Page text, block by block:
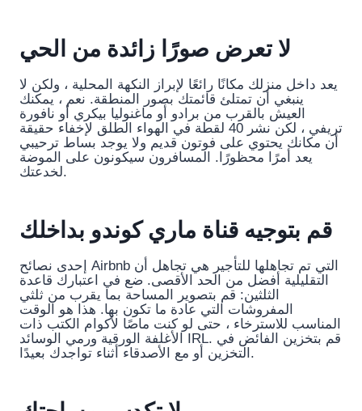
لا تعرض صورًا زائدة من الحي
يعد داخل منزلك مكانًا رائعًا لإبراز النكهة المحلية ، ولكن لا
ينبغي أن تمتلئ قائمتك بصور المنطقة. نعم ، يمكنك
العيش بالقرب من برادو أو ماغنوليا بيكري أو نافورة
تريفي ، لكن نشر 40 لقطة في الهواء الطلق لإخفاء حقيقة
أن مكانك يحتوي على فوتون قديم ولا يوجد بساط ترحيبي
يعد أمرًا محظورًا. المسافرون سيكونون على الموضة
لخدعتك.
قم بتوجيه قناة ماري كوندو بداخلك
إحدى نصائح Airbnb التي تم تجاهلها للتأجير هي تجاهل أن
التقليلية أفضل من الحد الأقصى. ضع في اعتبارك قاعدة
الثلثين: قم بتصوير المساحة بما يقرب من ثلثي
المفروشات التي عادة ما تكون بها. هذا هو الوقت
المناسب للاسترخاء ، حتى لو كنت ماصًا لأكوام الكتب ذات
الأغلفة الورقية ورمي الوسائد IRL. قم بتخزين الفائض في
التخزين أو مع الأصدقاء أثناء تواجدك بعيدًا.